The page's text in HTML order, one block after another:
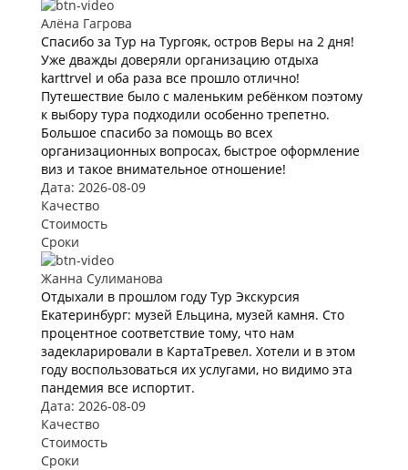
Алёна Гагрова
Спасибо за Тур на Тургояк, остров Веры на 2 дня!
Уже дважды доверяли организацию отдыха
karttrvel и оба раза все прошло отлично!
Путешествие было с маленьким ребёнком поэтому
к выбору тура подходили особенно трепетно.
Большое спасибо за помощь во всех
организационных вопросах, быстрое оформление
виз и такое внимательное отношение!
Дата: 2026-08-09
Качество
Стоимость
Сроки
Жанна Сулиманова
Отдыхали в прошлом году Тур Экскурсия
Екатеринбург: музей Ельцина, музей камня. Сто
процентное соответствие тому, что нам
задекларировали в КартаТревел. Хотели и в этом
году воспользоваться их услугами, но видимо эта
пандемия все испортит.
Дата: 2026-08-09
Качество
Стоимость
Сроки